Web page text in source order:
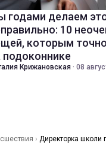
годами делаем
10
которым
подоконнике
Крижановская · 08
› Директорка школи